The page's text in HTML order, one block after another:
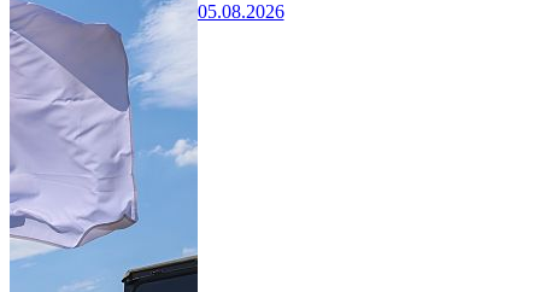
05.08.2026